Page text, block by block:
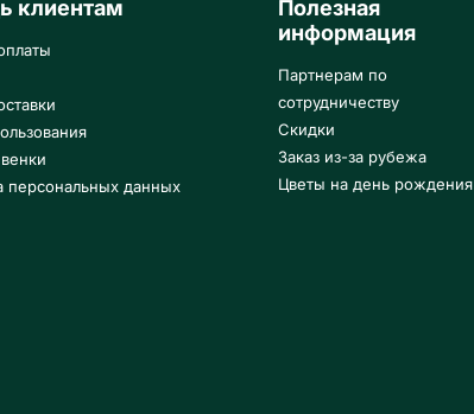
клиентам
персональных данных
Полезная
информация
Партнерам по
сотрудничеству
Скидки
Заказ из-за рубежа
Цветы на день рождения